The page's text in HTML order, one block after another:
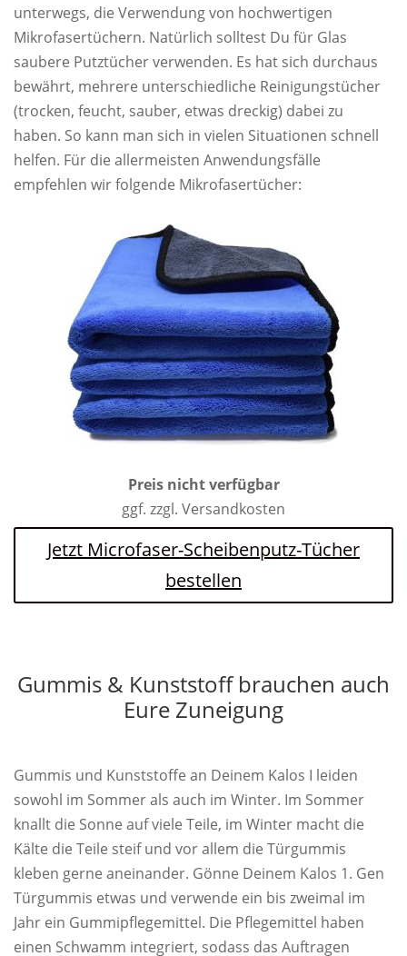
unterwegs, die Verwendung von hochwertigen
Mikrofasertüchern. Natürlich solltest Du für Glas
saubere Putztücher verwenden. Es hat sich durchaus
bewährt, mehrere unterschiedliche Reinigungstücher
(trocken, feucht, sauber, etwas dreckig) dabei zu
haben. So kann man sich in vielen Situationen schnell
helfen. Für die allermeisten Anwendungsfälle
empfehlen wir folgende Mikrofasertücher:
Preis nicht verfügbar
ggf. zzgl. Versandkosten
Jetzt Microfaser-Scheibenputz-Tücher
bestellen
Gummis & Kunststoff brauchen auch
Eure Zuneigung
Gummis und Kunststoffe an Deinem Kalos I leiden
sowohl im Sommer als auch im Winter. Im Sommer
knallt die Sonne auf viele Teile, im Winter macht die
Kälte die Teile steif und vor allem die Türgummis
kleben gerne aneinander. Gönne Deinem Kalos 1. Gen
Türgummis etwas und verwende ein bis zweimal im
Jahr ein Gummipflegemittel. Die Pflegemittel haben
einen Schwamm integriert, sodass das Auftragen